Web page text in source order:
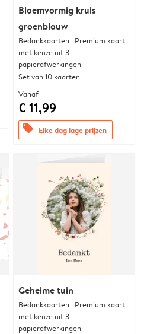
Bloemvormig kruis
groenblauw
Bedankkaarten | Premium kaart
met keuze uit 3
papierafwerkingen
Set van 10 kaarten
Vanaf
€ 11,99
offers Elke dag lage prijzen
Geheime tuin
Bedankkaarten | Premium kaart
met keuze uit 3
papierafwerkingen